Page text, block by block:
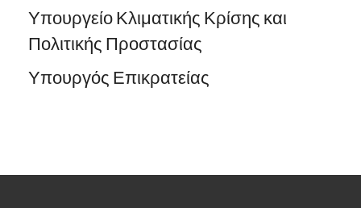
Υπουργείο Κλιματικής Κρίσης και
Πολιτικής Προστασίας
Υπουργός Επικρατείας